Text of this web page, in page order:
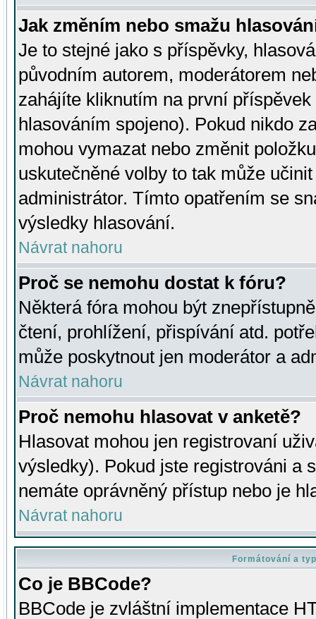
Jak změním nebo smažu
Je to stejné jako s příspěvky,
původním autorem, moderátorem
zahájíte kliknutím na první
hlasováním spojeno). Pokud nikdo
mohou vymazat nebo změnit
uskutečněné volby to tak může
administrátor. Tímto opatřením se
výsledky hlasování.
Návrat nahoru
Proč se nemohu dostat k fóru?
Některá fóra mohou být
čtení, prohlížení, přispívání atd.
může poskytnout jen moderátor a
Návrat nahoru
Proč nemohu hlasovat v anketě?
Hlasovat mohou jen registrovaní
výsledky). Pokud jste registrováni a
nemáte oprávněný přístup nebo je
Návrat nahoru
Formátování a
Co je BBCode?
BBCode je zvláštní implementace